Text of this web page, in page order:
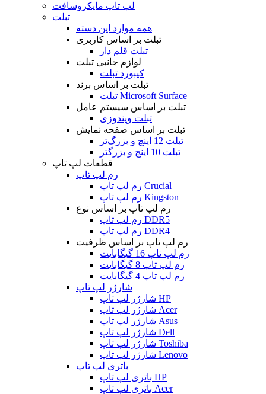
لپ تاپ مایکروسافت
تبلت
همه موارد این دسته
تبلت بر اساس کاربری
تبلت قلم دار
لوازم جانبی تبلت
کیبورد تبلت
تبلت بر اساس برند
تبلت Microsoft Surface
تبلت بر اساس سیستم عامل
تبلت ویندوزی
تبلت بر اساس صفحه نمایش
تبلت 12 اینچ و بزرگ‌تر
تبلت 10 اینچ و بزرگتر
قطعات لپ تاپ
رم لپ تاپ
رم لپ تاپ Crucial
رم لپ تاپ Kingston
رم لپ تاپ بر اساس نوع
رم لپ تاپ DDR5
رم لپ تاپ DDR4
رم لپ تاپ بر اساس ظرفیت
رم لپ تاپ 16 گیگابایت
رم لپ تاپ 8 گیگابایت
رم لپ تاپ 4 گیگابایت
شارژر لپ تاپ
شارژر لپ تاپ HP
شارژر لپ تاپ Acer
شارژر لپ تاپ Asus
شارژر لپ تاپ Dell
شارژر لپ تاپ Toshiba
شارژر لپ تاپ Lenovo
باتری لپ تاپ
باتری لپ تاپ HP
باتری لپ تاپ Acer